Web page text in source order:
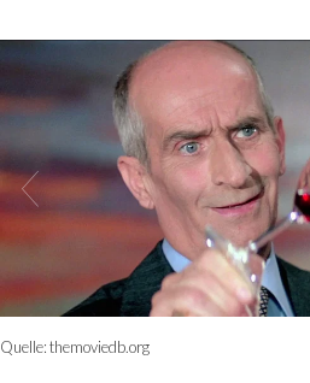
Quelle:themoviedb.org